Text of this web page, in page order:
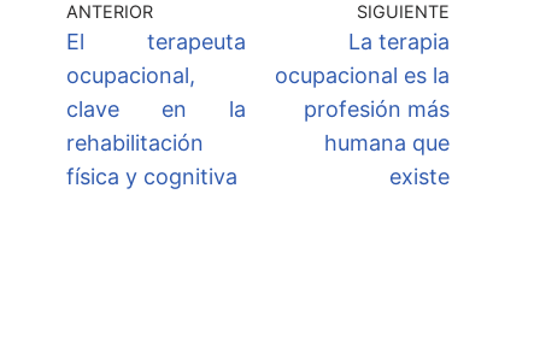
ANTERIOR
El terapeuta
ocupacional,
clave en la
rehabilitación
física y cognitiva
SIGUIENTE
La terapia
ocupacional es la
profesión más
humana que
existe